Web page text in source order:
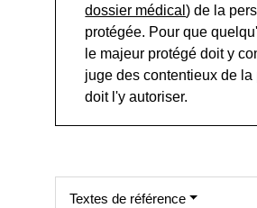
dossier médical) de la
protégée. Pour que
le majeur protégé doit y
juge des contentieux de la
doit l'y autoriser.
Textes de référence